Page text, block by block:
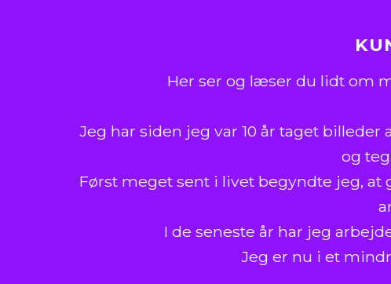
Her ser og læser du lidt om
Jeg har siden jeg var 10 år taget
og
Først meget sent i livet begyndte jeg,
I de seneste år har jeg
Jeg er nu i et